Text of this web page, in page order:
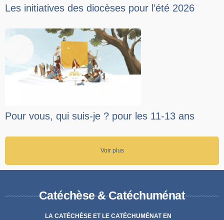
Les initiatives des diocèses pour l’été 2026
Pour vous, qui suis-je ? pour les 11-13 ans
Voir plus
Catéchèse & Catéchuménat
LA CATÉCHÈSE ET LE CATÉCHUMÉNAT EN